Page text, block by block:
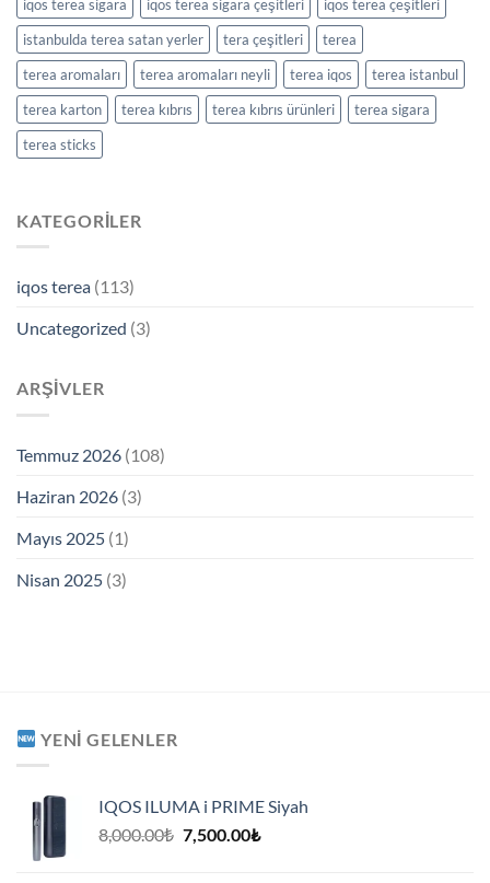
iqos terea sigara iqos terea sigara çeşitleri
iqos terea çeşitleri
istanbulda terea satan yerler
tera çeşitleri
terea
terea aromaları
terea aromaları neyli terea iqos
terea istanbul
terea karton
terea kıbrıs terea kıbrıs ürünleri
terea sigara
terea sticks
KATEGORILER
iqos terea (113)
Uncategorized (3)
ARŞIVLER
Temmuz 2026 (108)
Haziran 2026 (3)
Mayıs 2025 (1)
Nisan 2025 (3)
YENI GELENLER
IQOS ILUMA i PRIME Siyah
8,000.00₺ Orijinal
7,500.00₺Şu